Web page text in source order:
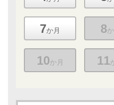
7か月 8
10か月 11